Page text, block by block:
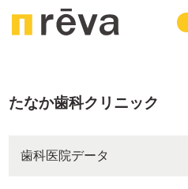
たなか歯科クリニック
歯科医院データ